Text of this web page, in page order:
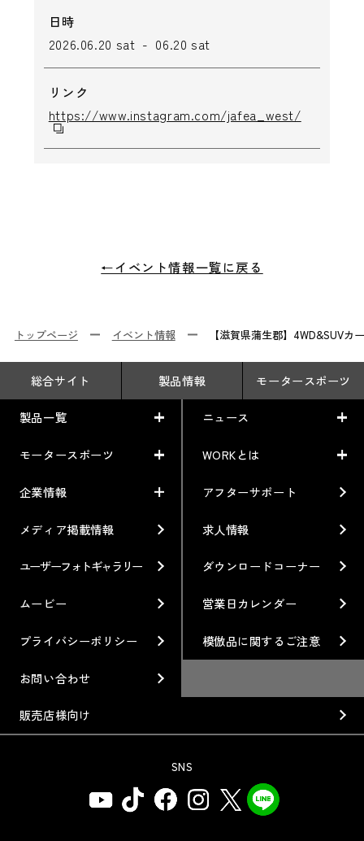
日時
2026.06.20 sat - 06.20 sat
リンク
https://www.instagram.com/jafea_west/
←イベント情報一覧に戻る
トップページ イベント情報 【滋賀県蒲生郡】4WD&SUVカ
総合サイト 製品情報 モータースポーツ
製品一覧
製品一覧
車から検索
利用条件／注意事項
ブランド紹介
ホイール情報
カスタムオーダープラン
廃番製品
インフォメーション
ニュース
ニュース
お知らせ
イベント情報
モータースポーツ
モータースポーツ
レーシング特集
Gymkhana
DIRT TRIAL
SUPER GT
Rally
GR86/BRZ Cup
WORKとは
WORKとは
テクノロジー
クオリティー
デザイン
企業情報
企業情報
フィロソフィー
経営理念
私たちのあるべき姿
工場概要
会社沿革
ISO9001取得について
アフターサポート
メディア掲載情報 求人情報
ユーザーフォトギャラリー ダウンロードコーナー
ムービー 営業日カレンダー
プライバシーポリシー 模倣品に関するご注意
お問い合わせ
販売店様向け
SNS